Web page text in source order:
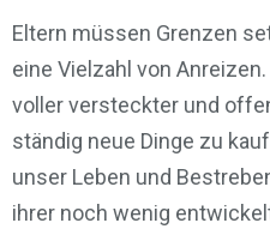
Eltern müssen Grenzen
eine Vielzahl von
voller versteckter und
ständig neue Dinge zu
unser Leben und
ihrer noch wenig